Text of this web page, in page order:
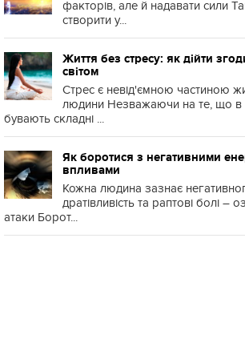
факторів, але й надавати сили
створити у...
Життя без стресу: як дійти
світом
Стрес є невід'ємною частиною
людини Незважаючи на те, що в
бувають складні ...
Як боротися з негативними
впливами
Кожна людина зазнає
дратівливість та раптові болі –
атаки Борот...